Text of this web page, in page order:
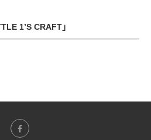
1’S CRAFT」